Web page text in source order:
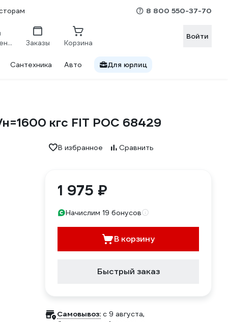
8 800 550-37-70
Сравнение Заказы Корзина
Войти
Сантехника Авто Для юрлиц
кгс FIT РОС 68429
В избранное Сравнить
1 975 ₽
Начислим 19 бонусов
В корзину
Быстрый заказ
Самовывоз: c 9 августа,